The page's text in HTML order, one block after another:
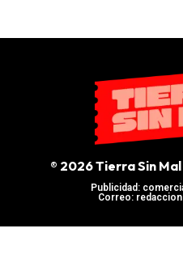
® 2026 Tierra Sin
Publicidad:
Correo: